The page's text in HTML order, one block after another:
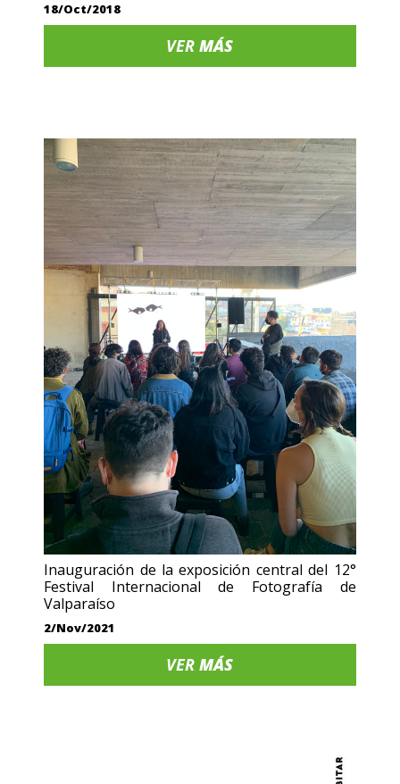
18/Oct/2018
VERMÁS
Inauguración de la exposición central del 12°
Festival Internacional de Fotografía de
Valparaíso
2/Nov/2021
VERMÁS